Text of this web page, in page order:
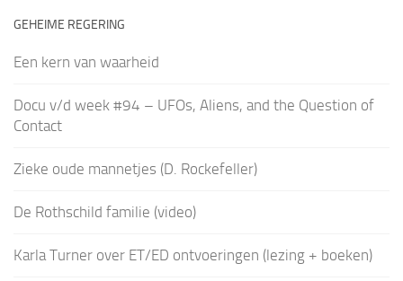
GEHEIME REGERING
Een kern van waarheid
Docu v/d week #94 – UFOs, Aliens, and the Question of
Contact
Zieke oude mannetjes (D. Rockefeller)
De Rothschild familie (video)
Karla Turner over ET/ED ontvoeringen (lezing + boeken)